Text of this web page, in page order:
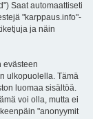
Saat automaattiseti
"karppaus.info"-
ja näin
evästeen
ulkopuolella. Tämä
luomaa sisältöä.
voi olla, mutta ei
"anonyymit